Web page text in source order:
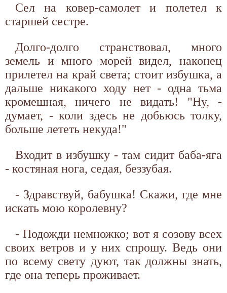
Сел на ковер-самолет и полетел к
старшей сестре.
Долго-долго странствовал, много
земель и много морей видел, наконец
прилетел на край света; стоит избушка, а
дальше никакого ходу нет - одна тьма
кромешная, ничего не видать! "Ну, -
думает, - коли здесь не добьюсь толку,
больше лететь некуда!"
Входит в избушку - там сидит баба-яга
- костяная нога, седая, беззубая.
- Здравствуй, бабушка! Скажи, где мне
искать мою королевну?
- Подожди немножко; вот я созову всех
своих ветров и у них спрошу. Ведь они
по всему свету дуют, так должны знать,
где она теперь проживает.